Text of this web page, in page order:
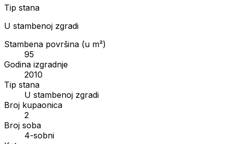
Tip stana
U stambenoj zgradi
Stambena površina (u m²)
95
Godina izgradnje
2010
Tip stana
U stambenoj zgradi
Broj kupaonica
2
Broj soba
4-sobni